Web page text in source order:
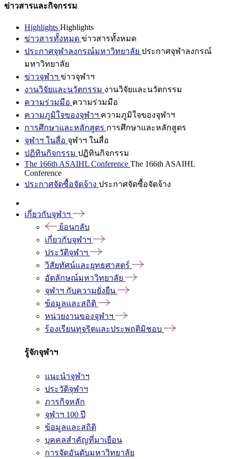
ข่าวสารและกิจกรรม
Highlights Highlights
ข่าวสารทั้งหมด ข่าวสารทั้งหมด
ประกาศจุฬาลงกรณ์มหาวิทยาลัย ประกาศจุฬาลงกรณ์
มหาวิทยาลัย
ข่าวจุฬาฯ ข่าวจุฬาฯ
งานวิจัยและนวัตกรรม งานวิจัยและนวัตกรรม
ความร่วมมือ ความร่วมมือ
ความภูมิใจของจุฬาฯ ความภูมิใจของจุฬาฯ
การศึกษาและหลักสูตร การศึกษาและหลักสูตร
จุฬาฯ ในสื่อ จุฬาฯ ในสื่อ
ปฏิทินกิจกรรม ปฏิทินกิจกรรม
The 166th ASAIHL Conference The 166th ASAIHL
Conference
ประกาศจัดซื้อจัดจ้าง ประกาศจัดซื้อจัดจ้าง
เกี่ยวกับจุฬาฯ
ย้อนกลับ
เกี่ยวกับจุฬาฯ
ประวัติจุฬาฯ
วิสัยทัศน์และยุทธศาสตร์
อัตลักษณ์มหาวิทยาลัย
จุฬาฯ กับความยั่งยืน
ข้อมูลและสถิติ
หน่วยงานของจุฬาฯ
ร้องเรียนทุจริตและประพฤติมิชอบ
รู้จักจุฬาฯ
แนะนำจุฬาฯ
ประวัติจุฬาฯ
ภารกิจหลัก
จุฬาฯ 100 ปี
ข้อมูลและสถิติ
บุคคลสำคัญที่มาเยือน
การจัดอันดับมหาวิทยาลัย